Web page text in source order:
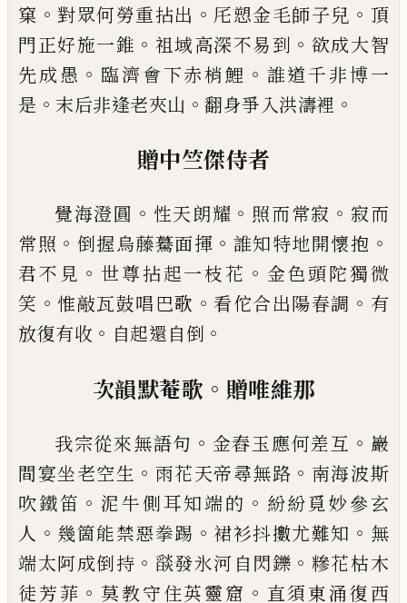
窠 。對眾何勞重拈出 。 厇愬金毛師子兒 。 頂
門正好施一錐 。 祖域高深不易到 。 欲成大智
先成愚 。 臨濟會下赤梢鯉 。 誰道千非博一
是 。 末后非逢老夾山 。 翻身爭入洪濤裡 。
贈中竺傑侍者
覺海澄圓 。 性天朗耀 。 照而常寂 。 寂而
常照 。 倒握烏藤驀面揮 。 誰知特地開懷抱 。
君不見 。 世尊拈起一枝花 。 金色頭陀獨微
笑 。 惟敲瓦鼓唱巴歌 。 看佗合出陽春調 。 有
放復有收 。 自起還自倒 。
次韻默菴歌 。 贈唯維那
我宗從來無語句 。 金舂玉應何差互 。 巖
間宴坐老空生 。 雨花天帝尋無路 。 南海波斯
吹鐵笛 。泥牛側耳知端的 。 紛紛覓妙參玄
人 。 幾箇能禁惡拳踢 。 裙衫抖擻尤難知 。 無
端太阿成倒持 。 𦦨發氷河自閃鑠 。 糝花枯木
徒芳菲 。 莫教守住英靈窟 。 直須東涌復西